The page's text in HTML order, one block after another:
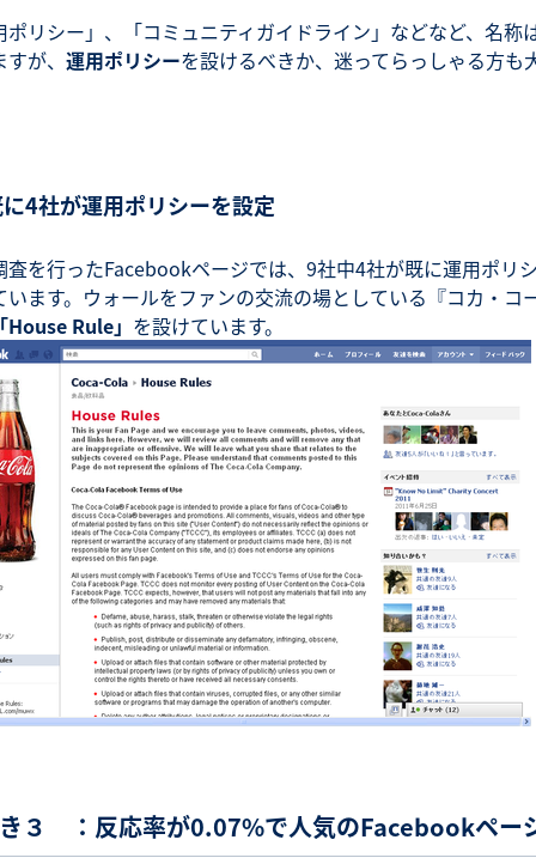
ポリシー」、「コミュニティガイドライン」などなど、名称
が、 運用ポリシーを設けるべきか、迷ってらっしゃる方も
4社が運用ポリシーを設定
査を行ったFacebookページでは、9社中4社が既に運用ポリ
います。ウォールをファンの交流の場としている『コカ・コ
House Rule」 を設けています。
３ ：反応率が0.07%で人気のFacebookペー